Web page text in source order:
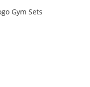
Gym Sets